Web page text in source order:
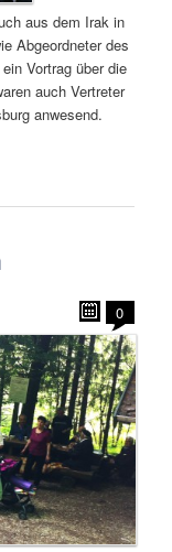
aus dem Irak in
Abgeordneter des
Vortrag über die
auch Vertreter
anwesend.
0